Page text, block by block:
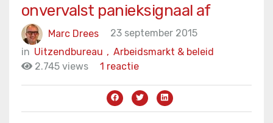
onvervalst panieksignaal af
Marc Drees
23 september 2015
in
Arbeidsmarkt & beleid
Uitzendbureau ,
2.745 views
1 reactie